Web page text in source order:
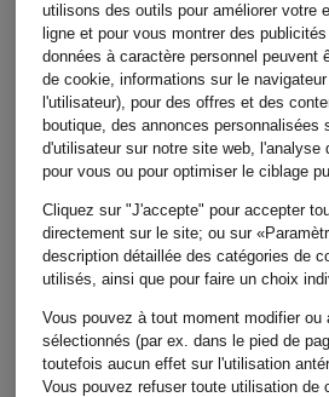
coupe
slim
180 €
utilisons des outils pour améliorer votre
ligne et pour vous montrer des
données à caractère personnel peuvent
de cookie, informations sur le
l'utilisateur), pour des offres et des
boutique, des annonces
d'utilisateur sur notre site web, l'analyse
pour vous ou pour optimiser le ciblage
Cliquez sur "J'accepte" pour accepter
directement sur le site; ou sur
description détaillée des catégories de
utilisés, ainsi que pour faire un choix
Vous pouvez à tout moment modifier
sélectionnés (par ex. dans le pied de
toutefois aucun effet sur l'utilisation
Vous pouvez refuser toute utilisation de